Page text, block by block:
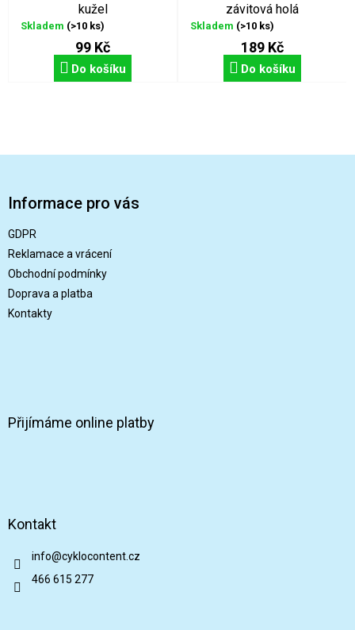
kužel
Skladem (>10 ks)
99 Kč
Do košíku
závitová holá
Skladem (>10 ks)
189 Kč
Do košíku
Informace pro vás
GDPR
Reklamace a vrácení
Obchodní podmínky
Doprava a platba
Kontakty
Přijímáme online platby
Kontakt
info@cyklocontent.cz
466 615 277